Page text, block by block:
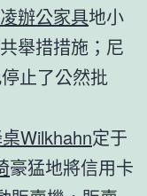
辦公家具地小
舉措措施；尼
止了公然批
Wilkhahn定于
豪猛地將信用卡